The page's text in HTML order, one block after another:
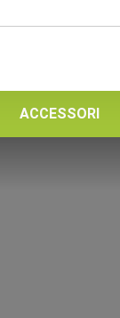
ACCESSORI